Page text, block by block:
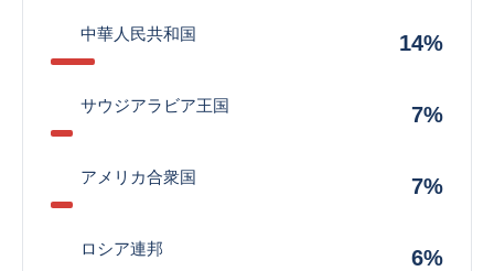
中華人民共和国 14%
サウジアラビア王国 7%
アメリカ合衆国 7%
ロシア連邦 6%